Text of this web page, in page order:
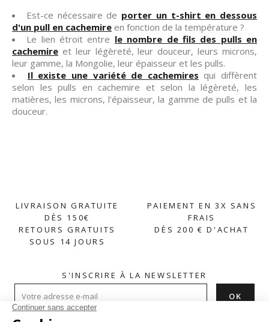
Est-ce nécessaire de porter un t-shirt en dessous
d'un pull en cachemire en fonction de la température ?
Le lien étroit entre le nombre de fils des pulls en
cachemire et leur légèreté, leur douceur, leurs microns,
leur gamme, la Mongolie, leur épaisseur et les pulls.
Il existe une variété de cachemires qui diffèrent
selon les pulls en cachemire et selon la légèreté, les
matières, les microns, l'épaisseur, la gamme de pulls et la
douceur.
LIVRAISON GRATUITE
DÈS 150€
RETOURS GRATUITS
SOUS 14 JOURS
PAIEMENT EN 3X SANS
FRAIS
DÈS 200 € D'ACHAT
S'INSCRIRE À LA NEWSLETTER